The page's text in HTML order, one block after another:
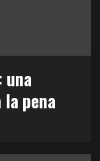
una
pena